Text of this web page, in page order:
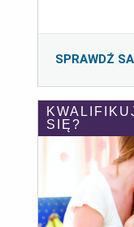
SPRAWDŹ
SIĘ?